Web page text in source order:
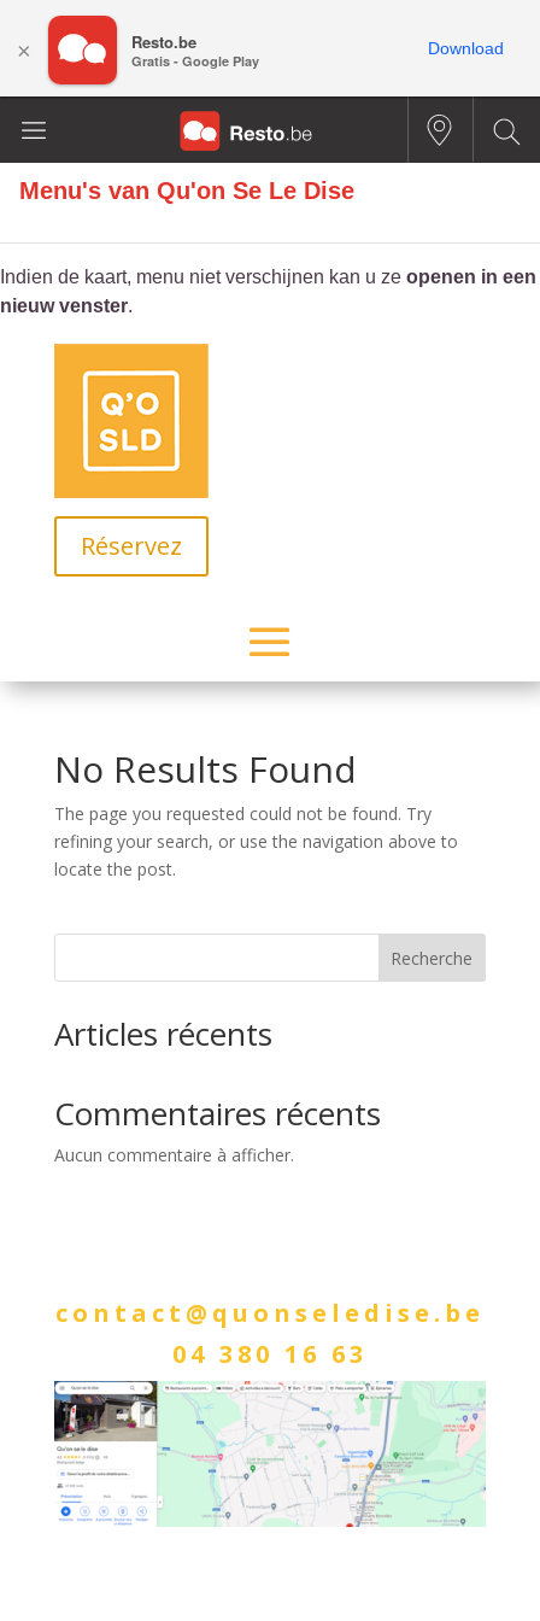
Menu's van Qu'on Se Le Dise
Indien de kaart, menu niet verschijnen kan u ze openen in een
nieuw venster.
× Resto.be
Gratis - Google Play
Download